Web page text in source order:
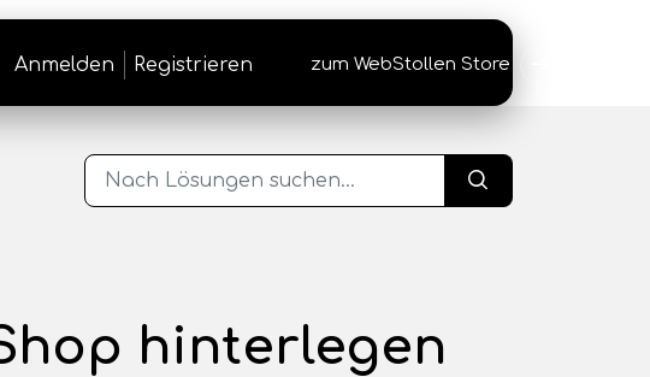
Anmelden Registrieren zum WebStollen Store
hinterlegen